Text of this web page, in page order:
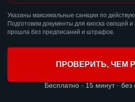
Указаны максимальные санкции по
Подготовим документы для киоска овощей
прошла без предписаний и штрафов.
ПРОВЕРИТЬ, ЧЕМ
Бесплатно · 15 минут · без